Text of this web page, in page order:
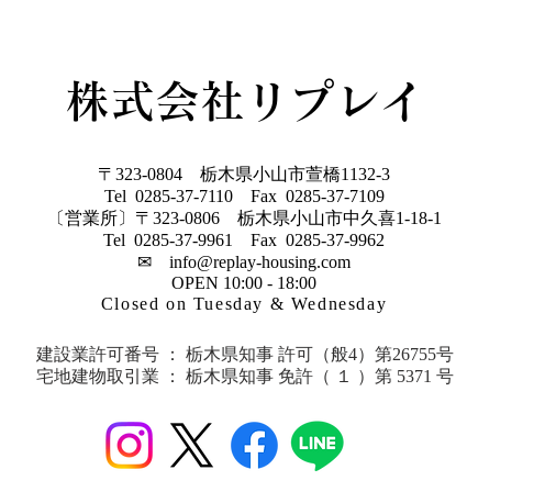
格住宅です 今なら３棟限定でモ
ニター棟を募集しており、１００
♩７月の週末にはY
株式会社リプレイ
〒323-0804 栃木県小山市萱橋1132-3
Tel 0285-37-7110 Fax 0285-37-7109
〔営業所〕〒323-0806 栃木県小山市中久喜1-18-1
Tel 0285-37-9961 Fax 0285-37-9962
✉ info@replay-housing.com
OPEN 10:00 - 18:00
Closed on Tuesday & Wednesday
建設業許可番号 ： ​​栃木県知事 許可（般4）第26755号
宅地建物取引業 ： 栃木県知事 免許 （ １ ）第 5371 号